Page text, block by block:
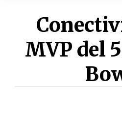
MVP del